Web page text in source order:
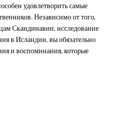
удовлетворить самые
Независимо от того,
Скандинавии, исследование
в Исландии, вы обязательно
и воспоминания, которые